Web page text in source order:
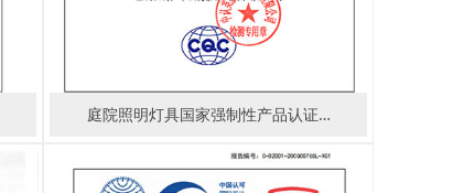
庭院照明灯具国家强制性产品认证…